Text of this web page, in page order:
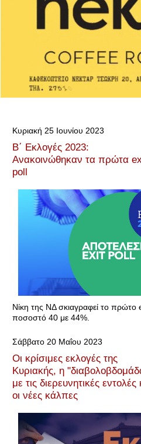
Κυριακή 25 Ιουνίου 2023
Β΄ Εκλογές 2023:
Ανακοινώθηκαν τα πρώτα
poll
Νίκη της ΝΔ σκιαγραφεί το πρώτο
ποσοστό 40 με 44%.
Σάββατο 20 Μαΐου 2023
Οι κρίσιμες εκλογές της
Κυριακής, η
με τις διερευνητικές εντολές
οι νέες κάλπες